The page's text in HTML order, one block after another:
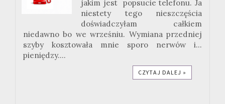
jakim jest popsucie telefonu. Ja
niestety tego nieszczęścia
doświadczyłam całkiem
niedawno bo we wrześniu. Wymiana przedniej
szyby kosztowała mnie sporo nerwów i...
pieniędzy....
CZYTAJ DALEJ »